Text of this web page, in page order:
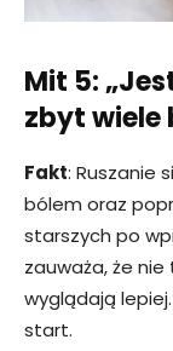
Mit 5:
zbyt wiele
Fakt: Ruszanie
bólem oraz
starszych po
zauważa, że
wyglądają
start.